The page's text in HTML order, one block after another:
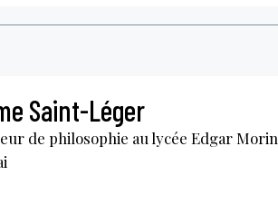
Saint-Léger
de philosophie au lycée Edgar Morin